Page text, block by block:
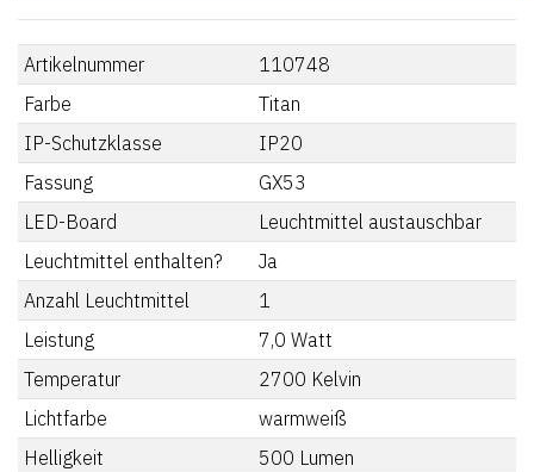
Artikelnummer
110748
Farbe
Titan
IP-Schutzklasse
IP20
Fassung
GX53
LED-Board
Leuchtmittel austauschbar
Leuchtmittel enthalten?
Ja
Anzahl Leuchtmittel
1
Leistung
7,0 Watt
Temperatur
2700 Kelvin
Lichtfarbe
warmweiß
Helligkeit
500 Lumen